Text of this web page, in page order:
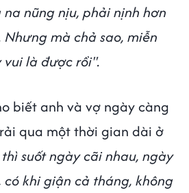
nũng nịu, phải nịnh hơn
Nhưng mà chả sao, miễn
là được rồi".
biết anh và vợ ngày càng
qua một thời gian dài ở
suốt ngày cãi nhau, ngày
khi giận cả tháng, không